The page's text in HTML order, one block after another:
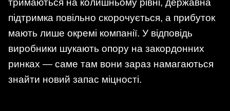
підтримка повільно скорочується, а прибуток
мають лише окремі компанії. У відповідь
виробники шукають опору на закордонних
ринках — саме там вони зараз намагаються
знайти новий запас міцності.